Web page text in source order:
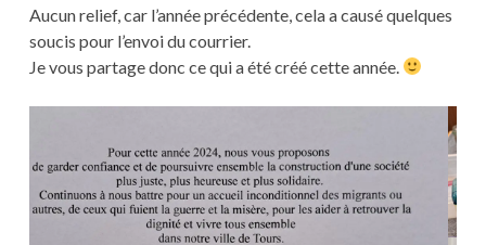
Aucun relief, car l’année précédente, cela a causé quelques
soucis pour l’envoi du courrier.
Je vous partage donc ce qui a été créé cette année.